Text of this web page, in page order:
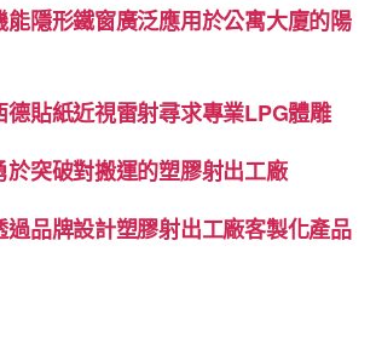
能隱形鐵窗廣泛應用於公寓大廈的陽
德貼紙近視雷射尋求專業LPG體雕
於突破對搬運的塑膠射出工廠
過品牌設計塑膠射出工廠客製化產品